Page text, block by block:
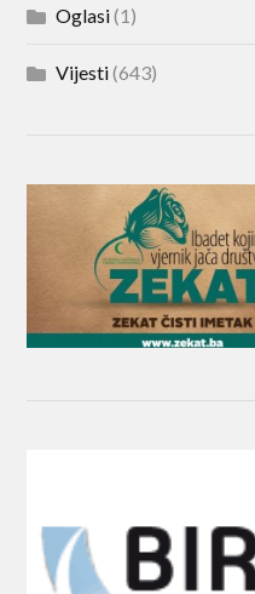
Oglasi(1)
Vijesti(643)